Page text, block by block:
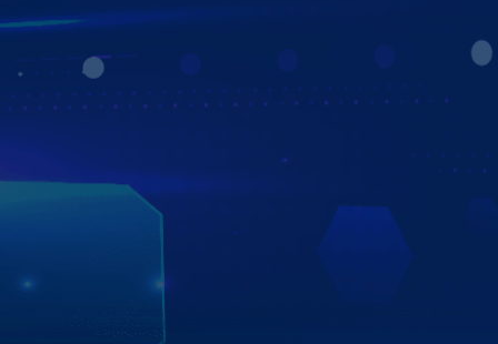
mới hiện đại: “cá nhân hóa và tự động hóa theo thời gian”
tạo ra điểm khác biệt mà không sản phẩm nào hiện nay có
72 màu phong thủy và 360 màu sắc tự động theo
Thay đổi các icon trên màn hình theo sở thích của
màu sắc xe và đặc biệt là biển số xe theo những con số
may mắn với mình.